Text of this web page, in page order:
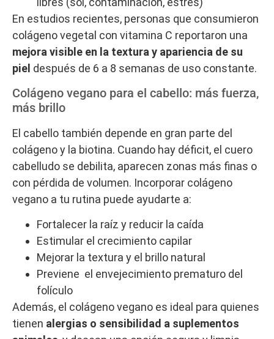
En estudios recientes, personas que consumieron
colágeno vegetal con vitamina C reportaron una
mejora visible en la textura y apariencia de su
piel después de 6 a 8 semanas de uso constante.
Colágeno vegano para el cabello: más fuerza,
más brillo
El cabello también depende en gran parte del
colágeno y la biotina. Cuando hay déficit, el cuero
cabelludo se debilita, aparecen zonas más finas o
con pérdida de volumen. Incorporar colágeno
vegano a tu rutina puede ayudarte a:
Fortalecer la raíz y reducir la caída
Estimular el crecimiento capilar
Mejorar la textura y el brillo natural
Previene el envejecimiento prematuro del
folículo
Además, el colágeno vegano es ideal para quienes
tienen alergias o sensibilidad a suplementos